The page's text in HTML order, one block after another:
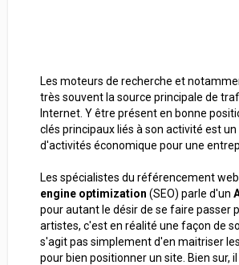
Les moteurs de recherche et
très souvent la source principale de
Internet. Y être présent en bonne
clés principaux liés à son activité est
d'activités économique pour une
Les spécialistes du référencement
engine optimization (SEO) parle d'un
pour autant le désir de se faire passer
artistes, c'est en réalité une façon de
s'agit pas simplement d'en maitriser
pour bien positionner un site. Bien sur,